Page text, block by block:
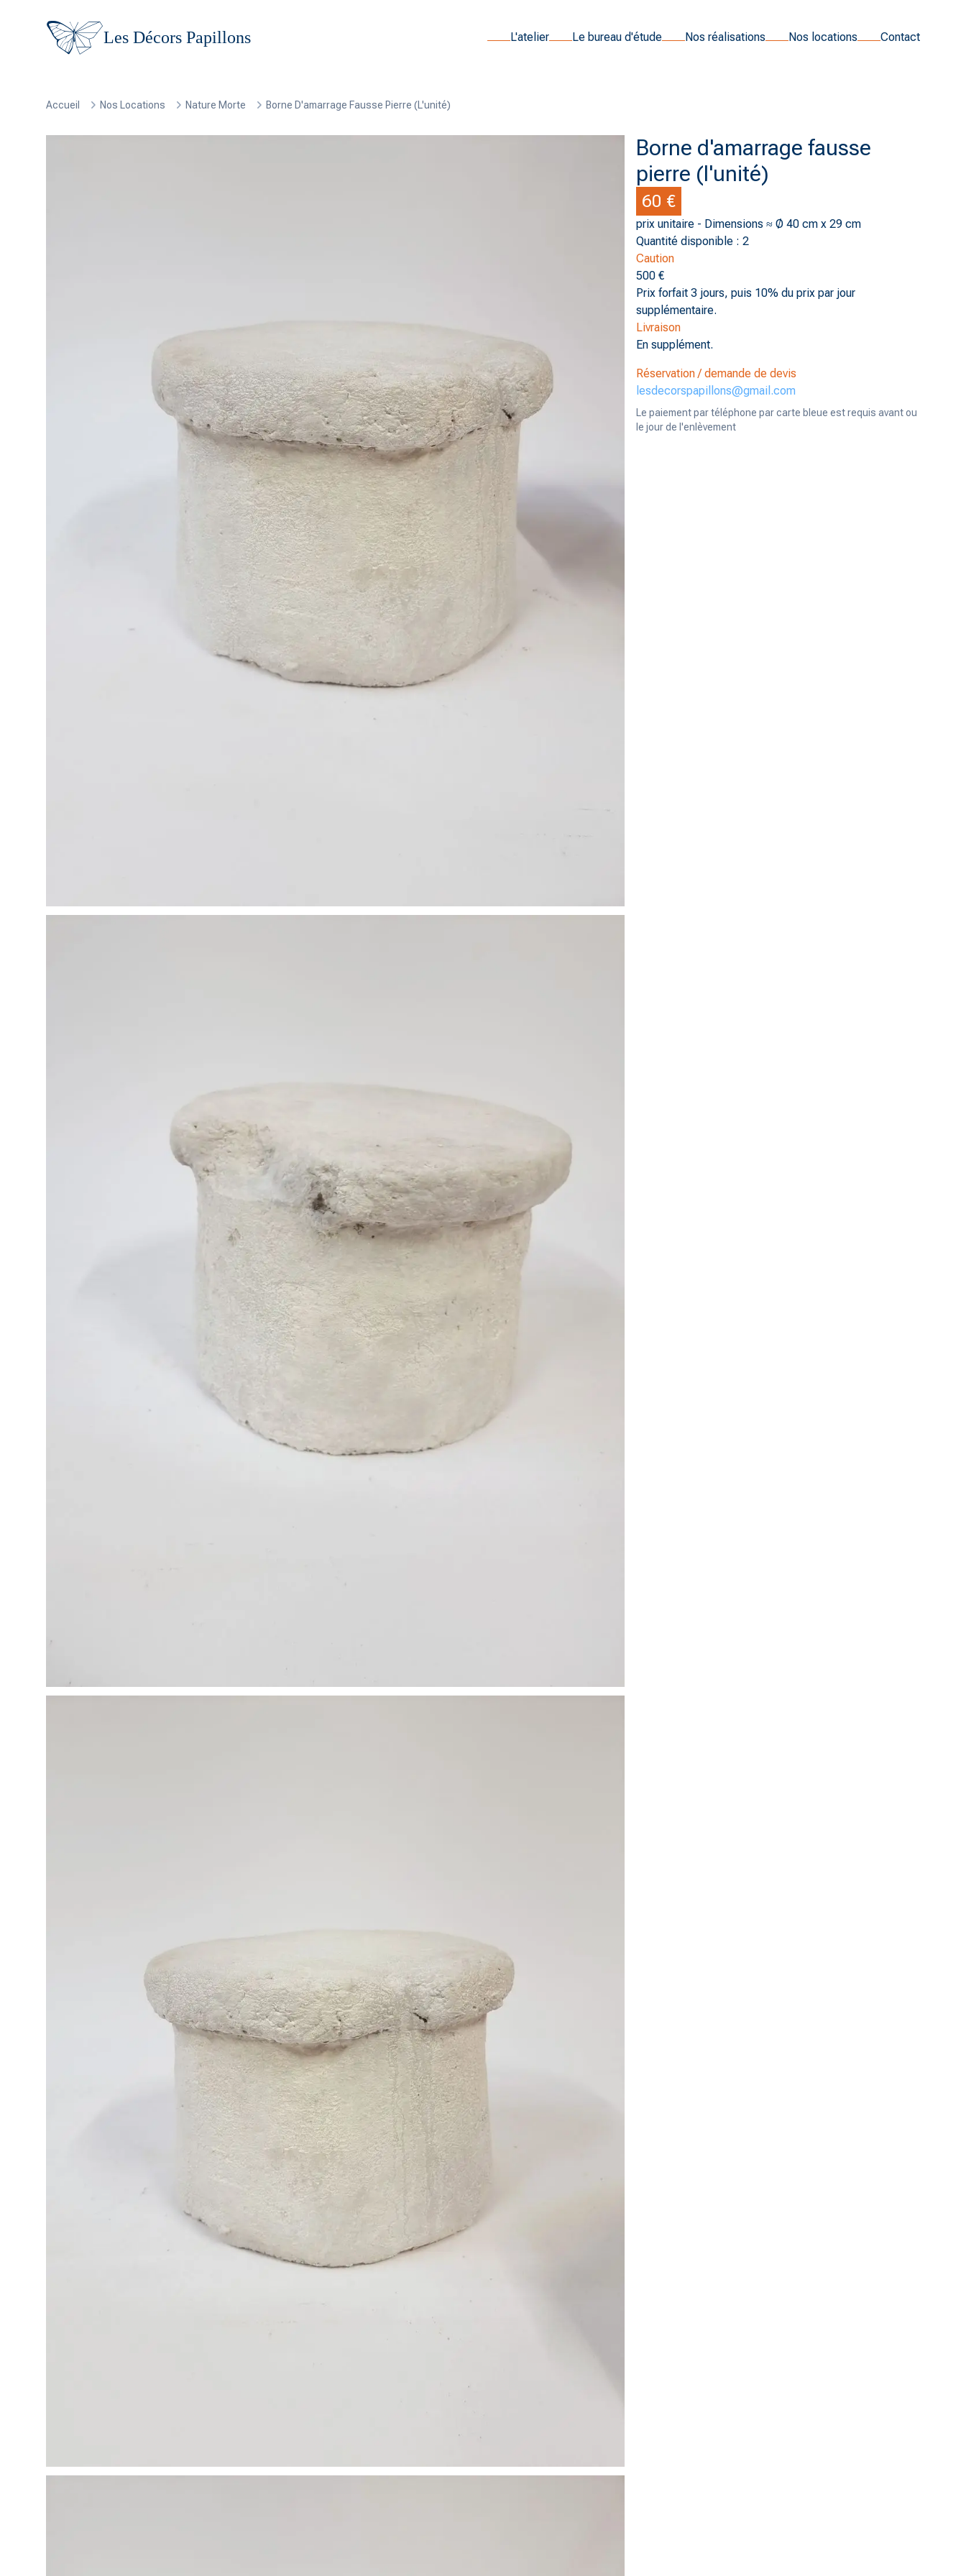
Les Décors Papillons L'atelier Le bureau d'étude Nos réalisations Nos locations Contact
Accueil Nos Locations Nature Morte Borne D'amarrage Fausse Pierre (l'unité)
Borne d'amarrage fausse
pierre (l'unité)
60 €
prix unitaire - Dimensions ≈ Ø 40 cm x 29 cm
Quantité disponible : 2
Caution
500 €
Prix forfait 3 jours, puis 10% du prix par jour
supplémentaire.
Livraison
En supplément.
Réservation / demande de devis
lesdecorspapillons@gmail.com
Le paiement par téléphone par carte bleue est requis avant ou
le jour de l'enlèvement